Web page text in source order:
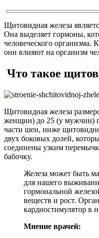
Щитовидная железа
Она выделяет гормоны,
человеческого организма.
они влияют на организм
Что такое
Щитовидная железа
женщин) до 25 (у мужчин)
части шеи, ниже
двух боковых долей,
соединены узким
бабочку.
Железа может быть
для нашего
гормональной
веществ и рост.
кардиостимулятор в
Мнение врачей: